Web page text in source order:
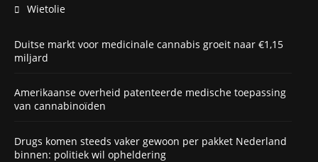
Wietolie
Duitse markt voor medicinale cannabis groeit naar €1,15
miljard
Amerikaanse overheid patenteerde medische toepassing
van cannabinoïden
Drugs komen steeds vaker gewoon per pakket Nederland
binnen: politiek wil opheldering